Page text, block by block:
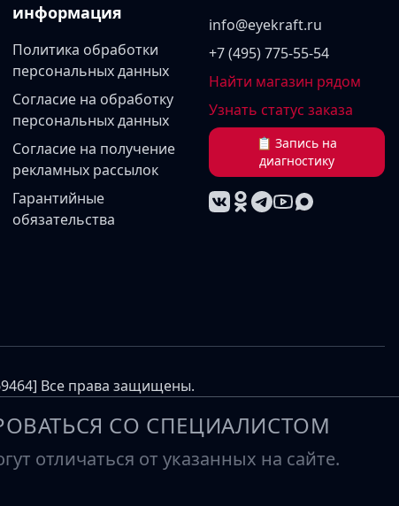
информация
Политика обработки
персональных данных
Согласие на обработку
персональных данных
Согласие на получение
рекламных рассылок
Гарантийные
обязательства
info@eyekraft.ru
+7 (495) 775-55-54
Найти магазин рядом
Узнать статус заказа
📋 Запись на
диагностику
Все права защищены.
СО СПЕЦИАЛИСТОМ
отличаться от указанных на сайте.